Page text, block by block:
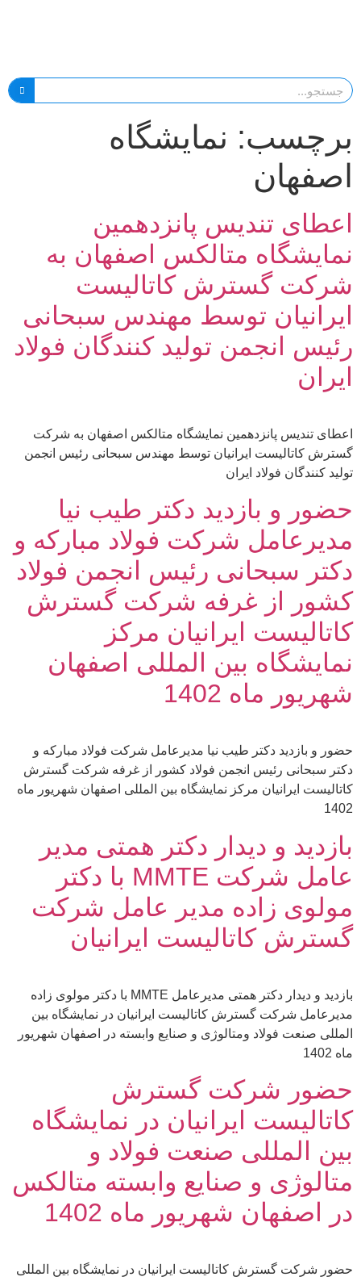
برچسب: نمایشگاه
اصفهان
اعطای تندیس پانزدهمین
نمایشگاه متالکس اصفهان به
شرکت گسترش کاتالیست
ایرانیان توسط مهندس سبحانی
رئیس انجمن تولید کنندگان فولاد
ایران
اعطای تندیس پانزدهمین نمایشگاه متالکس اصفهان به شرکت
گسترش کاتالیست ایرانیان توسط مهندس سبحانی رئیس انجمن
تولید کنندگان فولاد ایران
حضور و بازدید دکتر طیب نیا
مدیرعامل شرکت فولاد مبارکه و
دکتر سبحانی رئیس انجمن فولاد
کشور از غرفه شرکت گسترش
کاتالیست ایرانیان مرکز
نمایشگاه بین المللی اصفهان
شهریور ماه 1402
حضور و بازدید دکتر طیب نیا مدیرعامل شرکت فولاد مبارکه و
دکتر سبحانی رئیس انجمن فولاد کشور از غرفه شرکت گسترش
کاتالیست ایرانیان مرکز نمایشگاه بین المللی اصفهان شهریور ماه
1402
بازدید و دیدار دکتر همتی مدیر
عامل شرکت MMTE با دکتر
مولوی زاده مدیر عامل شرکت
گسترش کاتالیست ایرانیان
بازدید و دیدار دکتر همتی مدیرعامل MMTE با دکتر مولوی زاده
مدیرعامل شرکت گسترش کاتالیست ایرانیان در نمایشگاه بین
المللی صنعت فولاد ومتالوژی و صنایع وابسته در اصفهان شهریور
ماه 1402
حضور شرکت گسترش
کاتالیست ایرانیان در نمایشگاه
بین المللی صنعت فولاد و
متالوژی و صنایع وابسته متالکس
در اصفهان شهریور ماه 1402
حضور شرکت گسترش کاتالیست ایرانیان در نمایشگاه بین المللی